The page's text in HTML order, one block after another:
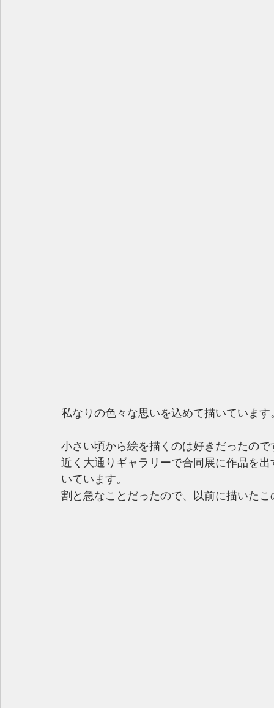
私なりの色々な思いを込めて描いています
小さい頃から絵を描くのは好きだったの
近く大通りギャラリーで合同展に作品を
いています。
割と急なことだったので、以前に描いた